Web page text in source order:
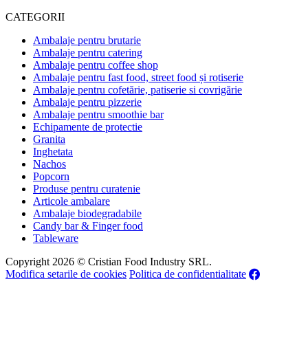
CATEGORII
Ambalaje pentru brutarie
Ambalaje pentru catering
Ambalaje pentru coffee shop
Ambalaje pentru fast food, street food și rotiserie
Ambalaje pentru cofetărie, patiserie si covrigărie
Ambalaje pentru pizzerie
Ambalaje pentru smoothie bar
Echipamente de protectie
Granita
Inghetata
Nachos
Popcorn
Produse pentru curatenie
Articole ambalare
Ambalaje biodegradabile
Candy bar & Finger food
Tableware
Copyright 2026 © Cristian Food Industry SRL.
Modifica setarile de cookies Politica de confidentialitate